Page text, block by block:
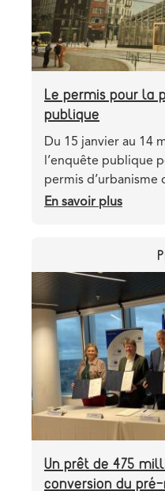
Le permis pour la
publique
Teaser
Du 15 janvier au 14
l’enquête publique
permis d’urbanisme
En savoir plus
la
phase
2
à
image
Un prêt de 475
conversion du